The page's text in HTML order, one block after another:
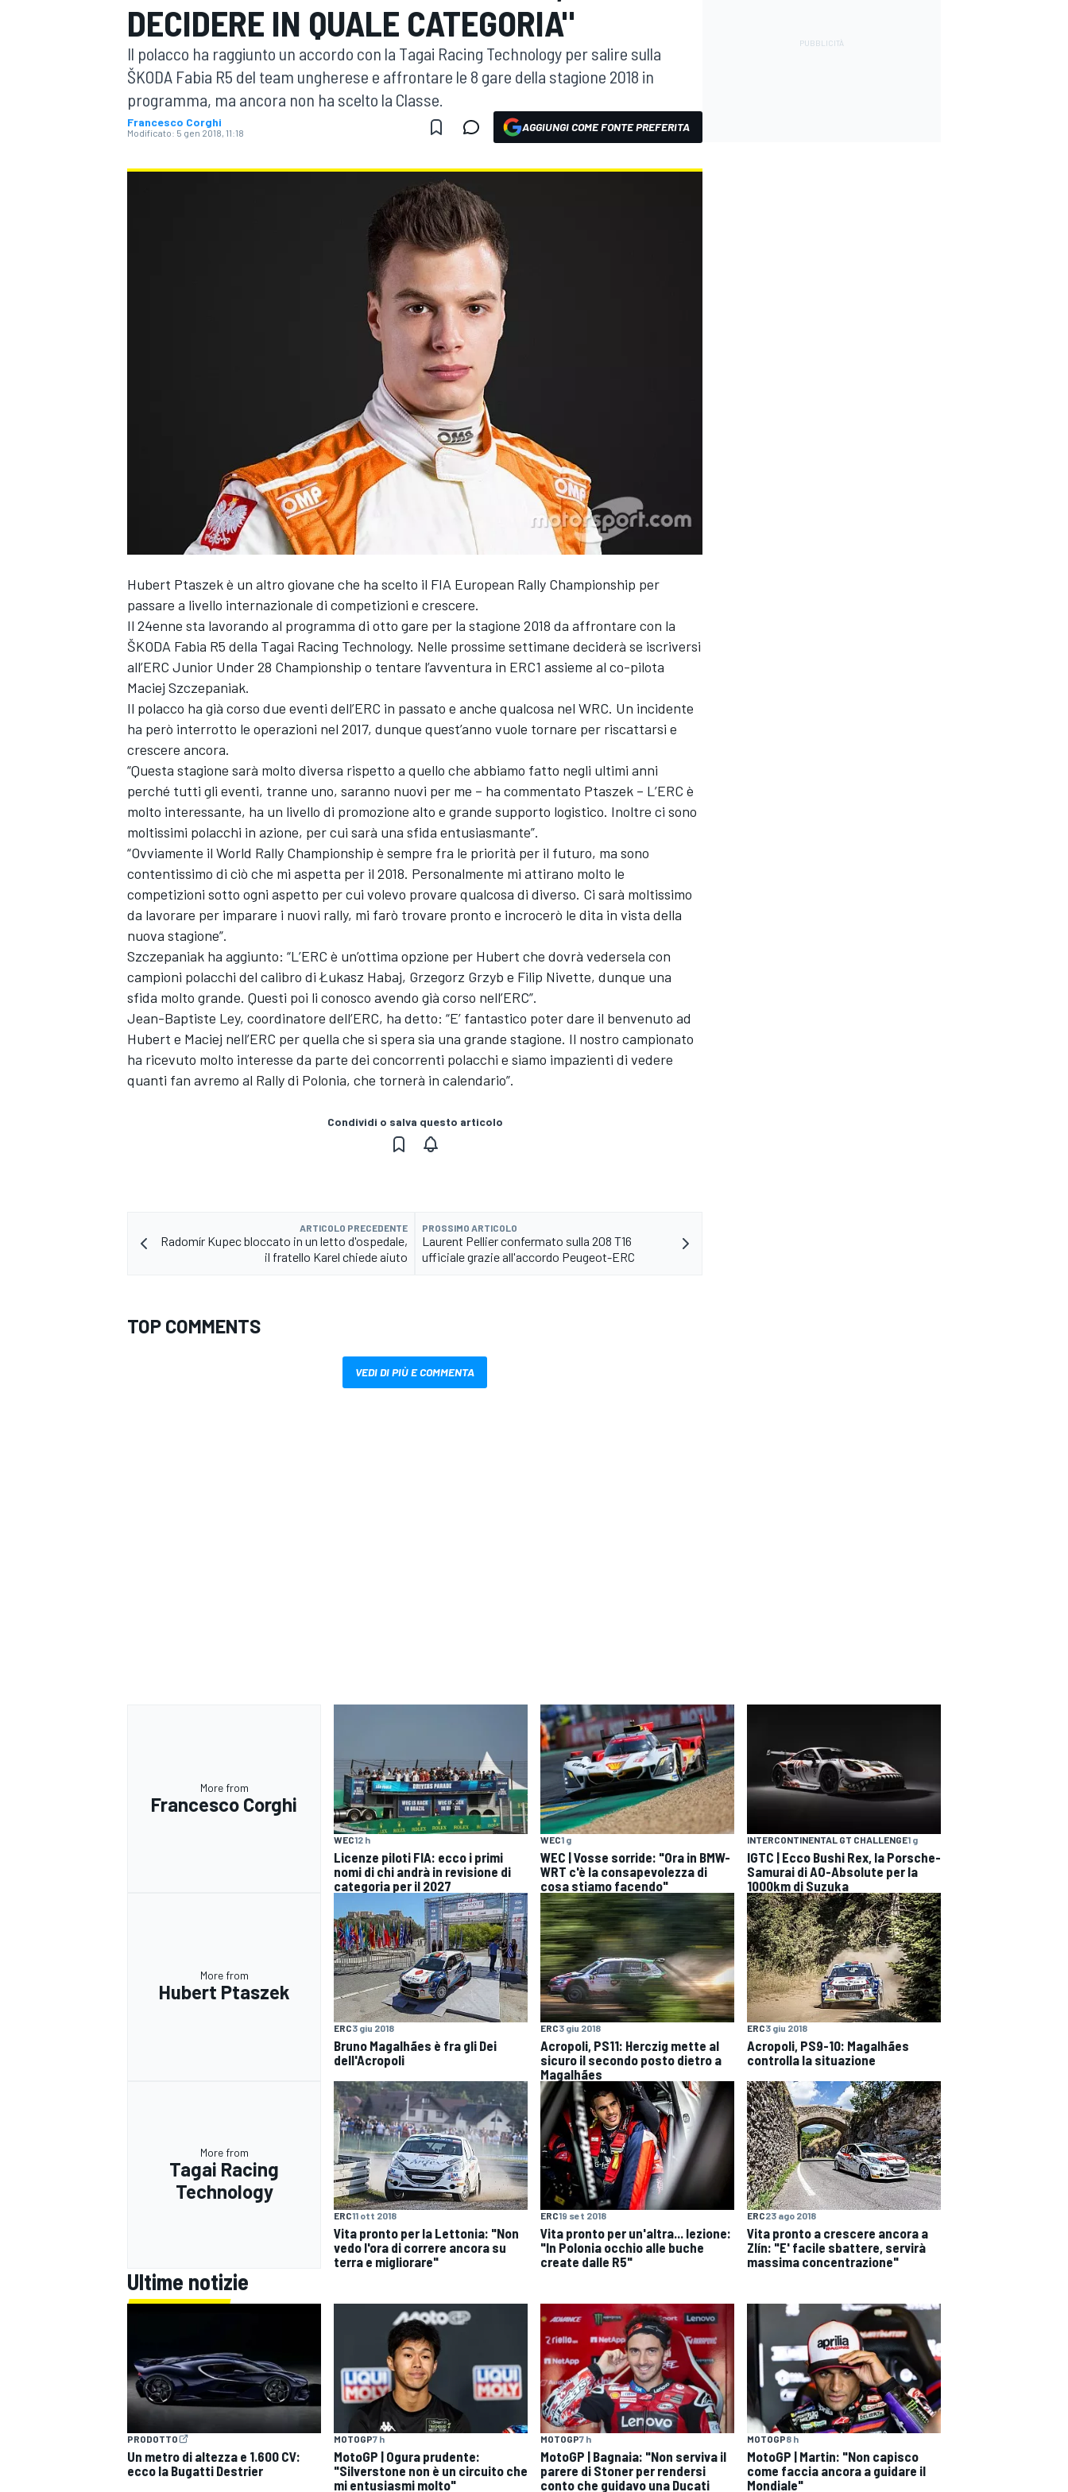
MOTOGP WEC
MONOPOSTO
DECIDERE IN QUALE CATEGORIA"
Il polacco ha raggiunto un accordo con la Tagai Racing Technology per salire sulla
ŠKODA Fabia R5 del team ungherese e affrontare le 8 gare della stagione 2018 in
programma, ma ancora non ha scelto la Classe.
Francesco Corghi
Modificato: 5 gen 2018, 11:18 AGGIUNGI COME FONTE PREFERITA
Hubert Ptaszek è un altro giovane che ha scelto il FIA European Rally Championship per
passare a livello internazionale di competizioni e crescere.
Il 24enne sta lavorando al programma di otto gare per la stagione 2018 da affrontare con la
ŠKODA Fabia R5 della Tagai Racing Technology. Nelle prossime settimane deciderà se iscriversi
all’ERC Junior Under 28 Championship o tentare l’avventura in ERC1 assieme al co-pilota
Maciej Szczepaniak.
Il polacco ha già corso due eventi dell’ERC in passato e anche qualcosa nel WRC. Un incidente
ha però interrotto le operazioni nel 2017, dunque quest’anno vuole tornare per riscattarsi e
crescere ancora.
“Questa stagione sarà molto diversa rispetto a quello che abbiamo fatto negli ultimi anni
perché tutti gli eventi, tranne uno, saranno nuovi per me – ha commentato Ptaszek – L’ERC è
molto interessante, ha un livello di promozione alto e grande supporto logistico. Inoltre ci sono
moltissimi polacchi in azione, per cui sarà una sfida entusiasmante”.
“Ovviamente il World Rally Championship è sempre fra le priorità per il futuro, ma sono
contentissimo di ciò che mi aspetta per il 2018. Personalmente mi attirano molto le
competizioni sotto ogni aspetto per cui volevo provare qualcosa di diverso. Ci sarà moltissimo
da lavorare per imparare i nuovi rally, mi farò trovare pronto e incrocerò le dita in vista della
nuova stagione”.
Szczepaniak ha aggiunto: “L’ERC è un’ottima opzione per Hubert che dovrà vedersela con
campioni polacchi del calibro di Łukasz Habaj, Grzegorz Grzyb e Filip Nivette, dunque una
sfida molto grande. Questi poi li conosco avendo già corso nell’ERC”.
Jean-Baptiste Ley, coordinatore dell’ERC, ha detto: “E’ fantastico poter dare il benvenuto ad
Hubert e Maciej nell’ERC per quella che si spera sia una grande stagione. Il nostro campionato
ha ricevuto molto interesse da parte dei concorrenti polacchi e siamo impazienti di vedere
quanti fan avremo al Rally di Polonia, che tornerà in calendario”.
Condividi o salva questo articolo
ARTICOLO PRECEDENTE
Radomír Kupec bloccato in un letto d'ospedale,
il fratello Karel chiede aiuto
PROSSIMO ARTICOLO
Laurent Pellier confermato sulla 208 T16
ufficiale grazie all'accordo Peugeot-ERC
TOP COMMENTS
VEDI DI PIÙ E COMMENTA
More from
Francesco Corghi
WEC12 h
Licenze piloti FIA: ecco i primi
nomi di chi andrà in revisione di
categoria per il 2027
WEC1 g
WEC | Vosse sorride: "Ora in BMW-
WRT c'è la consapevolezza di
cosa stiamo facendo"
INTERCONTINENTAL GT CHALLENGE1 g
IGTC | Ecco Bushi Rex, la Porsche-
Samurai di AO-Absolute per la
1000km di Suzuka
More from
Hubert Ptaszek
ERC3 giu 2018
Bruno Magalhães è fra gli Dei
dell'Acropoli
ERC3 giu 2018
Acropoli, PS11: Herczig mette al
sicuro il secondo posto dietro a
Magalhães
ERC3 giu 2018
Acropoli, PS9-10: Magalhães
controlla la situazione
More from
Tagai Racing
Technology
ERC11 ott 2018
Vita pronto per la Lettonia: "Non
vedo l'ora di correre ancora su
terra e migliorare"
ERC19 set 2018
Vita pronto per un'altra... lezione:
"In Polonia occhio alle buche
create dalle R5"
ERC23 ago 2018
Vita pronto a crescere ancora a
Zlín: "E' facile sbattere, servirà
massima concentrazione"
Ultime notizie
PRODOTTO
Un metro di altezza e 1.600 CV:
ecco la Bugatti Destrier
MOTOGP7 h
MotoGP | Ogura prudente:
"Silverstone non è un circuito che
mi entusiasmi molto"
MOTOGP7 h
MotoGP | Bagnaia: "Non serviva il
parere di Stoner per rendersi
conto che guidavo una Ducati
MOTOGP8 h
MotoGP | Martin: "Non capisco
come faccia ancora a guidare il
Mondiale"